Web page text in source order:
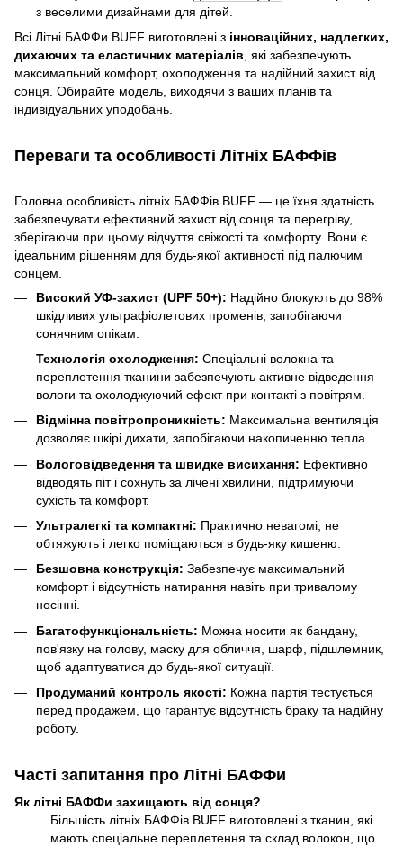
з веселими дизайнами для дітей.
Всі Літні БАФФи BUFF виготовлені з інноваційних, надлегких,
дихаючих та еластичних матеріалів , які забезпечують
максимальний комфорт, охолодження та надійний захист від
сонця. Обирайте модель, виходячи з ваших планів та
індивідуальних уподобань.
Переваги та особливості Літніх БАФФів
Головна особливість літніх БАФФів BUFF — це їхня здатність
забезпечувати ефективний захист від сонця та перегріву,
зберігаючи при цьому відчуття свіжості та комфорту. Вони є
ідеальним рішенням для будь-якої активності під палючим
сонцем.
Високий УФ-захист (UPF 50+): Надійно блокують до 98%
шкідливих ультрафіолетових променів, запобігаючи
сонячним опікам.
Технологія охолодження: Спеціальні волокна та
переплетення тканини забезпечують активне відведення
вологи та охолоджуючий ефект при контакті з повітрям.
Відмінна повітропроникність: Максимальна вентиляція
дозволяє шкірі дихати, запобігаючи накопиченню тепла.
Вологовідведення та швидке висихання: Ефективно
відводять піт і сохнуть за лічені хвилини, підтримуючи
сухість та комфорт.
Ультралегкі та компактні: Практично невагомі, не
обтяжують і легко поміщаються в будь-яку кишеню.
Безшовна конструкція: Забезпечує максимальний
комфорт і відсутність натирання навіть при тривалому
носінні.
Багатофункціональність: Можна носити як бандану,
пов'язку на голову, маску для обличчя, шарф, підшлемник,
щоб адаптуватися до будь-якої ситуації.
Продуманий контроль якості: Кожна партія тестується
перед продажем, що гарантує відсутність браку та надійну
роботу.
Часті запитання про Літні БАФФи
Як літні БАФФи захищають від сонця?
Більшість літніх БАФФів BUFF виготовлені з тканин, які
мають спеціальне переплетення та склад волокон, що